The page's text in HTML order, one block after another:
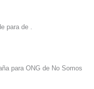
para de .
para ONG de No Somos